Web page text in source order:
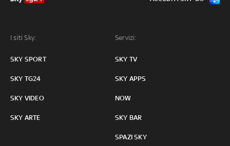
I siti Sky:
SKY SPORT
SKY TG24
SKY VIDEO
SKY ARTE
Servizi:
SKY TV
SKY APPS
NOW
SKY BAR
SPAZI SKY